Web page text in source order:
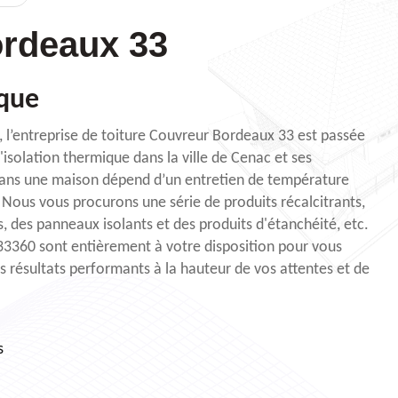
33
de toiture Couvreur Bordeaux 33 est passée
thermique dans la ville de Cenac et ses
une maison dépend d’un entretien de température
vous procurons une série de produits récalcitrants,
des panneaux isolants et des produits d'étanchéité, etc.
sont entièrement à votre disposition pour vous
résultats performants à la hauteur de vos attentes et de